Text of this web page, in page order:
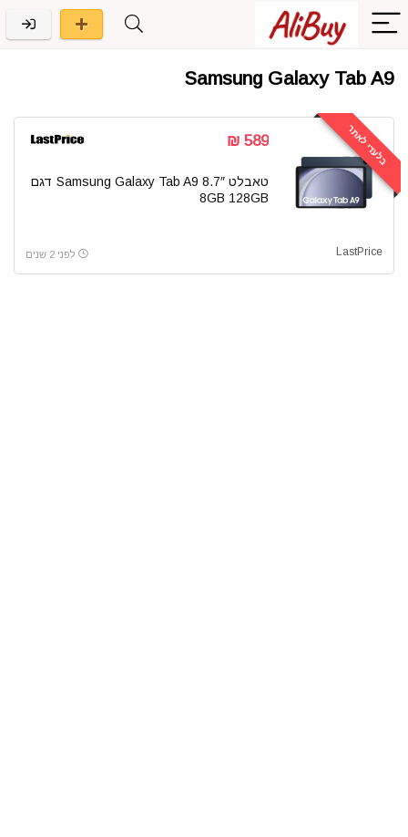
Samsung Galaxy Tab A9
בלעדי לאתר 589 ₪
טאבלט 8.7″ Samsung Galaxy Tab A9 דגם
8GB 128GB
LastPrice לפני 2 שנים